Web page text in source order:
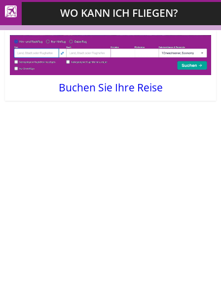
WO KANN ICH FLIEGEN?
Buchen Sie Ihre Reise